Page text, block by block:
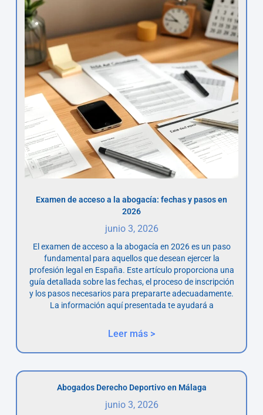
Examen de acceso a la abogacía: fechas y pasos en
2026
junio 3, 2026
El examen de acceso a la abogacía en 2026 es un paso
fundamental para aquellos que desean ejercer la
profesión legal en España. Este artículo proporciona una
guía detallada sobre las fechas, el proceso de inscripción
y los pasos necesarios para prepararte adecuadamente.
La información aquí presentada te ayudará a
Leer más >
Abogados Derecho Deportivo en Málaga
junio 3, 2026